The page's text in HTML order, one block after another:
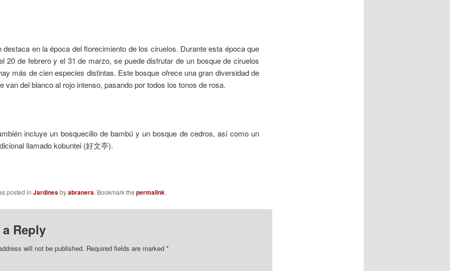
destaca en la época del florecimiento de los ciruelos. Durante esta época que
20 de febrero y el 31 de marzo, se puede disfrutar de un bosque de ciruelos
más de cien especies distintas. Este bosque ofrece una gran diversidad de
van del blanco al rojo intenso, pasando por todos los tonos de rosa.
incluye un bosquecillo de bambú y un bosque de cedros, así como un
llamado kobuntei (好文亭).
posted in Jardinesbyabranera. Bookmark the permalink.
a Reply
will not be published. Required fields are marked *